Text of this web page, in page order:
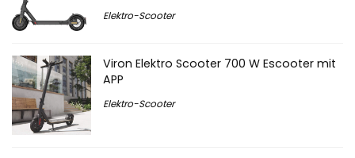
Elektro-Scooter
Viron Elektro Scooter 700 W Escooter mit
APP
Elektro-Scooter